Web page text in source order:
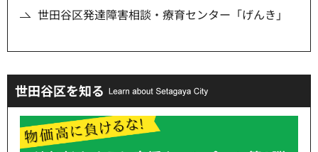
世田谷区発達障害相談・療育センター「げんき」
世田谷区を知る